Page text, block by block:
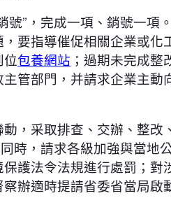
號”，完成一項、銷號一項
要指導催促相關企業或化
位包養網站 ；過期未完成
管部門，并請求企業主動
，采取排查、交辦、整改
時，請求各級加強與當地
護法令法規進行處罰；對
辦適時提請省委省當局啟